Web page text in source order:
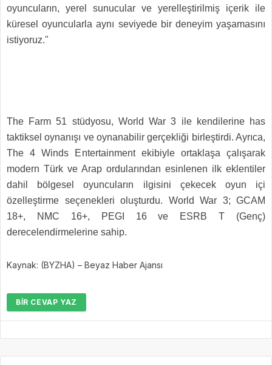
oyuncuların, yerel sunucular ve yerelleştirilmiş içerik ile
küresel oyuncularla aynı seviyede bir deneyim yaşamasını
istiyoruz."
The Farm 51 stüdyosu, World War 3 ile kendilerine has
taktiksel oynanışı ve oynanabilir gerçekliği birleştirdi. Ayrıca,
The 4 Winds Entertainment ekibiyle ortaklaşa çalışarak
modern Türk ve Arap ordularından esinlenen ilk eklentiler
dahil bölgesel oyuncuların ilgisini çekecek oyun içi
özelleştirme seçenekleri oluşturdu. World War 3; GCAM
18+, NMC 16+, PEGI 16 ve ESRB T (Genç)
derecelendirmelerine sahip.
Kaynak: (BYZHA) – Beyaz Haber Ajansı
BIR CEVAP YAZ